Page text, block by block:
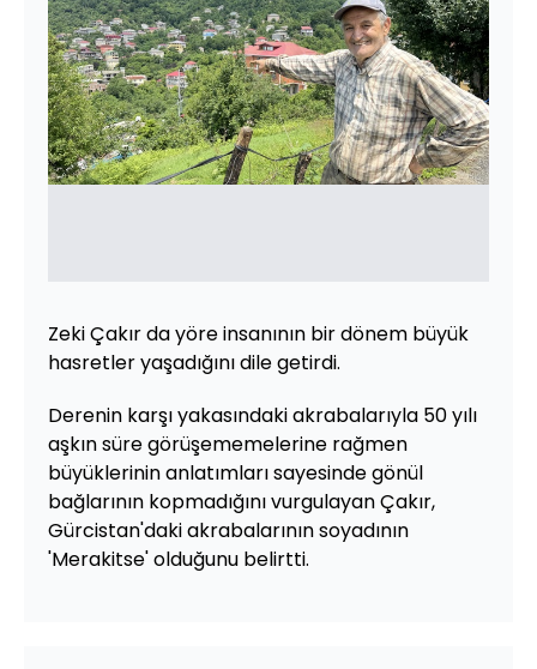
Zeki Çakır da yöre insanının bir dönem büyük
hasretler yaşadığını dile getirdi.
Derenin karşı yakasındaki akrabalarıyla 50 yılı
aşkın süre görüşememelerine rağmen
büyüklerinin anlatımları sayesinde gönül
bağlarının kopmadığını vurgulayan Çakır,
Gürcistan'daki akrabalarının soyadının
'Merakitse' olduğunu belirtti.